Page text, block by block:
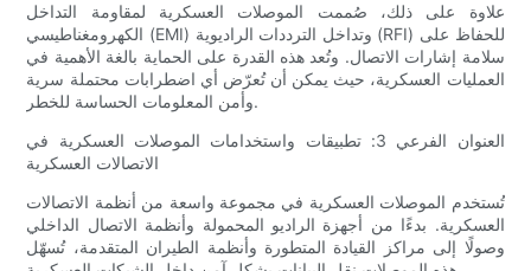
علاوة على ذلك، صُممت الموصلات العسكرية لمقاومة التداخل
الكهرومغناطيسي (EMI) وتداخل الترددات الراديوية (RFI) للحفاظ على
سلامة إشارات الاتصال. وتُعد هذه القدرة على الحماية بالغة الأهمية في
العمليات العسكرية، حيث يمكن أن تُعرّض أي اضطرابات محتملة سرية
وأمن المعلومات الحساسة للخطر.
العنوان الفرعي 3: تطبيقات واستخدامات الموصلات العسكرية في
الاتصالات العسكرية
تُستخدم الموصلات العسكرية في مجموعة واسعة من أنظمة الاتصالات
العسكرية. بدءًا من أجهزة الراديو المحمولة وأنظمة الاتصال الداخلي
وصولًا إلى مراكز القيادة المتطورة وأنظمة الطيران المتقدمة، تُسهّل